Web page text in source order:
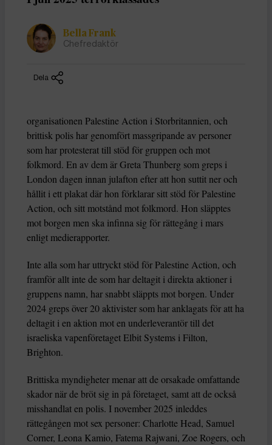
Bella Frank
Chefredaktör
Dela
organisationen Palestine Action i Storbritannien, och
brittisk polis har genomfört massgripande av personer
som har protesterat till stöd för gruppen och mot
folkmord. En av dem är Greta Thunberg som greps i
London dagen innan julafton efter att hon suttit ner och
hållit i ett plakat där hon förklarar sitt stöd för Palestine
Action, och sitt motstånd mot folkmord. Hon släpptes
mot borgen men ska infinna sig för rättegång i mars
enligt medierapporter.
Inte alla som har uttryckt stöd för Palestine Action, och
framför allt inte de som har deltagit i direkta aktioner i
gruppens namn, har snabbt släppts mot borgen. Under
2024 greps över 20 aktivister som har anklagats för att ha
deltagit i en aktion mot en underleverantör till det
israeliska vapenföretaget Elbit Systems i Filton,
Brighton.
Brittiska myndigheter menar att de orsakade omfattande
skador när de bröt sig in på företaget, samt att de också
misshandlat en polis. I november 2025 inleddes
rättegången mot sex personer: Charlotte Head, Samuel
Corner, Leona Kamio, Fatema Rajwani, Zoe Rogers, och